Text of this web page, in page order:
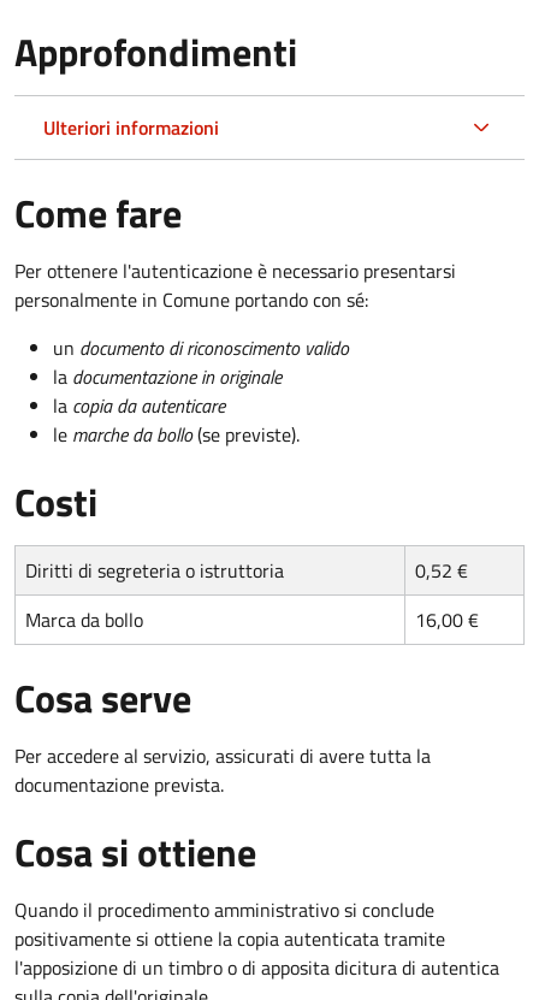
Approfondimenti
Ulteriori informazioni
Come fare
Per ottenere l'autenticazione è necessario presentarsi
personalmente in Comune portando con sé:
un documento di riconoscimento valido
la documentazione in originale
la copia da autenticare
le marche da bollo(se previste).
Costi
Diritti di segreteria o istruttoria
0,52 €
Marca da bollo
16,00 €
Cosa serve
Per accedere al servizio, assicurati di avere tutta la
documentazione prevista.
Cosa si ottiene
Quando il procedimento amministrativo si conclude
positivamente si ottiene la copia autenticata tramite
l'apposizione di un timbro o di apposita dicitura di autentica